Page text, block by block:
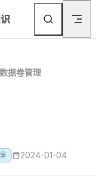
据卷管理
2024-01-04